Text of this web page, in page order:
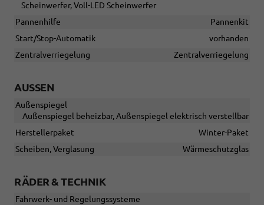
Scheinwerfer, Voll-LED Scheinwerfer
Pannenhilfe
Pannenkit
Start/Stop-Automatik
vorhanden
Zentralverriegelung
Zentralverriegelung
AUSSEN
Außenspiegel
Außenspiegel beheizbar, Außenspiegel elektrisch verstellbar
Herstellerpaket
Winter-Paket
Scheiben, Verglasung
Wärmeschutzglas
RÄDER & TECHNIK
Fahrwerk- und Regelungssysteme